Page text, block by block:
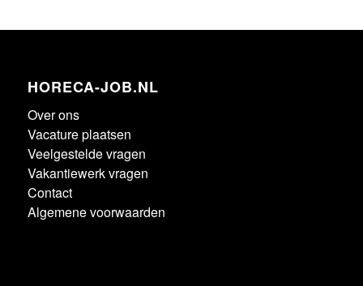
HORECA-JOB.NL
Over ons
Vacature plaatsen
Veelgestelde vragen
Vakantiewerk vragen
Contact
Algemene voorwaarden